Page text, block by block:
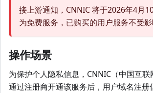
接上游通知，CNNIC 将于2026年4月
为免费服务，已购买的用户服务不受影
操作场景
为保护个人隐私信息，CNNIC（中国互联
通过注册商开通该服务后，用户域名注